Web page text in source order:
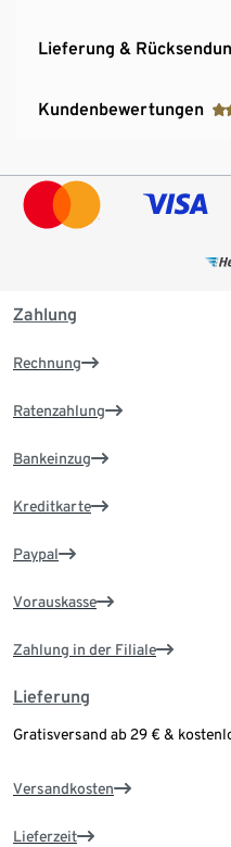
Lieferung &
Kundenbewertungen
Zahlung
Rechnung
Ratenzahlung
Bankeinzug
Kreditkarte
Paypal
Vorauskasse
Zahlung in der Filiale
Lieferung
Gratisversand ab 29 € &
Versandkosten
Lieferzeit